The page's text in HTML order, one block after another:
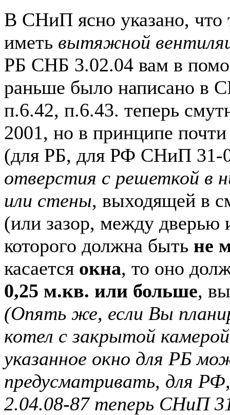
В СНиП ясно указано,
иметь вытяжной
РБ СНБ 3.02.04 вам в
раньше было написано в
п.6.42, п.6.43. теперь
2001, но в принципе
(для РБ, для РФ СНиП 31-
отверстия с решеткой в
или стены, выходящей в
(или зазор, между
которого должна быть не
касается окна, то оно
0,25 м.кв. или больше,
(Опять же, если Вы
котел с закрытой
указанное окно для РБ
предусматривать, для
2.04.08-87 теперь СНиП